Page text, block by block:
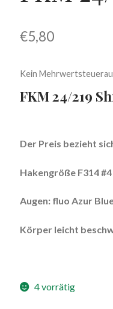
€5,80
Kein
FKM 24/219
Der Preis bezieht
Hakengröße F314 #4
Augen: fluo Azur
Körper leicht
4 vorrätig